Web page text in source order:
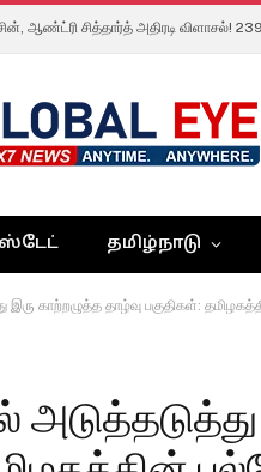
தமிழ்நாடு
இரு காற்றழுத்த தாழ்வு பகுதிகள்: